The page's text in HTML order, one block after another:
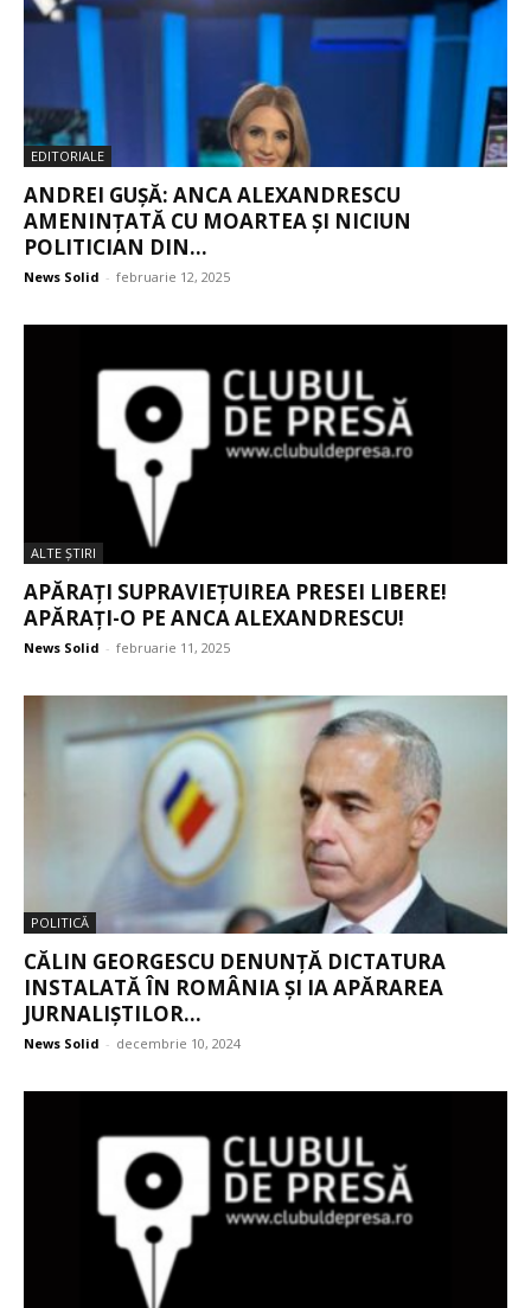
EDITORIALE
ANDREI GUȘĂ: ANCA ALEXANDRESCU
AMENINȚATĂ CU MOARTEA ȘI NICIUN
POLITICIAN DIN...
News Solid - februarie 12, 2025
ALTE ŞTIRI
APĂRAȚI SUPRAVIEȚUIREA PRESEI LIBERE!
APĂRAȚI-O PE ANCA ALEXANDRESCU!
News Solid - februarie 11, 2025
POLITICĂ
CĂLIN GEORGESCU DENUNȚĂ DICTATURA
INSTALATĂ ÎN ROMÂNIA ȘI IA APĂRAREA
JURNALIȘTILOR...
News Solid - decembrie 10, 2024